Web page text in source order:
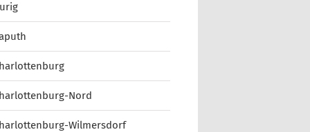
Nord
Wilmersdorf